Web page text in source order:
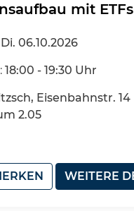
mit ETFs
Di. 06.10.2026
18:00 - 19:30 Uhr
Eisenbahnstr.
2.05
WEITERE